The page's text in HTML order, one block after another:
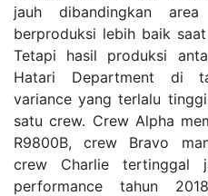
jauh dibandingkan
berproduksi lebih baik
Tetapi hasil produksi
Hatari Department di
variance yang terlalu
satu crew. Crew Alpha
R9800B, crew Bravo
crew Charlie tertinggal
performance tahun